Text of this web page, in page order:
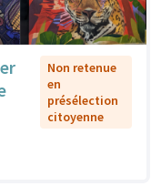
Non retenue
en
présélection
citoyenne